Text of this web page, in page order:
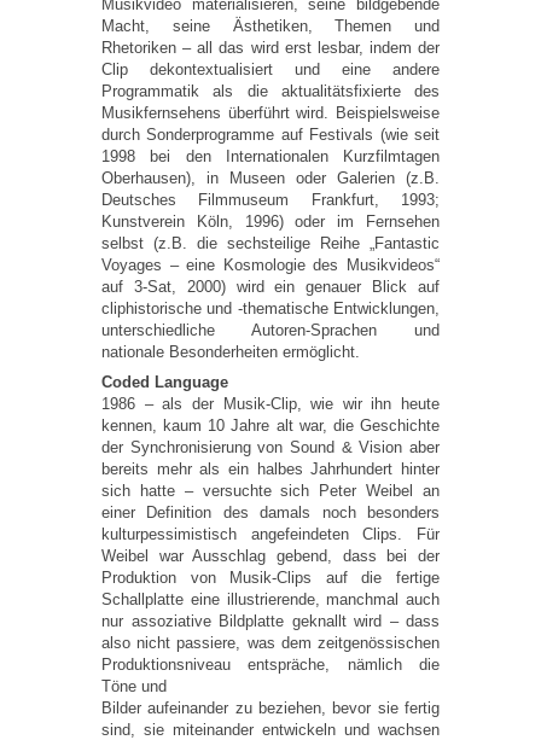
Musikvideo materialisieren, seine bildgebende
Macht, seine Ästhetiken, Themen und
Rhetoriken – all das wird erst lesbar, indem der
Clip dekontextualisiert und eine andere
Programmatik als die aktualitätsfixierte des
Musikfernsehens überführt wird. Beispielsweise
durch Sonderprogramme auf Festivals (wie seit
1998 bei den Internationalen Kurzfilmtagen
Oberhausen), in Museen oder Galerien (z.B.
Deutsches Filmmuseum Frankfurt, 1993;
Kunstverein Köln, 1996) oder im Fernsehen
selbst (z.B. die sechsteilige Reihe „Fantastic
Voyages – eine Kosmologie des Musikvideos“
auf 3-Sat, 2000) wird ein genauer Blick auf
cliphistorische und -thematische Entwicklungen,
unterschiedliche Autoren-Sprachen und
nationale Besonderheiten ermöglicht.
Coded Language
1986 – als der Musik-Clip, wie wir ihn heute
kennen, kaum 10 Jahre alt war, die Geschichte
der Synchronisierung von Sound & Vision aber
bereits mehr als ein halbes Jahrhundert hinter
sich hatte – versuchte sich Peter Weibel an
einer Definition des damals noch besonders
kulturpessimistisch angefeindeten Clips. Für
Weibel war Ausschlag gebend, dass bei der
Produktion von Musik-Clips auf die fertige
Schallplatte eine illustrierende, manchmal auch
nur assoziative Bildplatte geknallt wird – dass
also nicht passiere, was dem zeitgenössischen
Produktionsniveau entspräche, nämlich die
Töne und
Bilder aufeinander zu beziehen, bevor sie fertig
sind, sie miteinander entwickeln und wachsen